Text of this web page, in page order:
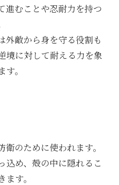
進むことや忍耐力を持つ
外敵から身を守る役割も
境に対して耐える力を象
。
のために使われます。
込め、殻の中に隠れるこ
す。